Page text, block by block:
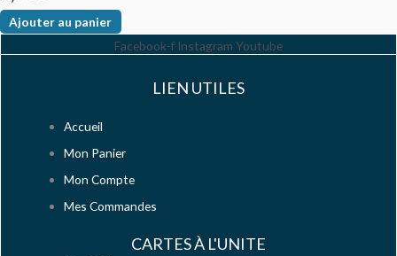
Ajouter au panier
Facebook-f Instagram Youtube
LIEN UTILES
Accueil
Mon Panier
Mon Compte
Mes Commandes
CARTES À L'UNITE